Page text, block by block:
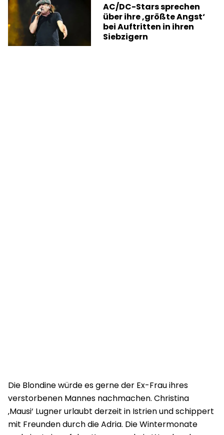
AC/DC-Stars sprechen
über ihre ‚größte Angst‘
bei Auftritten in ihren
Siebzigern
Die Blondine würde es gerne der Ex-Frau ihres
verstorbenen Mannes nachmachen. Christina
‚Mausi‘ Lugner urlaubt derzeit in Istrien und schippert
mit Freunden durch die Adria. Die Wintermonate